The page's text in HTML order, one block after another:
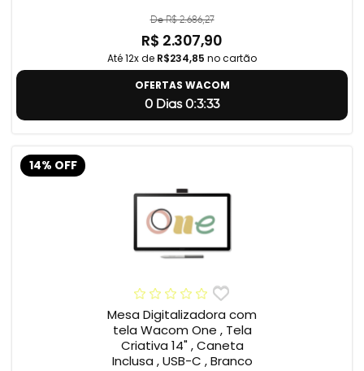
De R$ 2.686,27
R$ 2.307,90
Até 12x de R$234,85 no cartão
OFERTAS WACOM
0 Dias 0:3:32
14% OFF
Mesa Digitalizadora com
tela Wacom One , Tela
Criativa 14" , Caneta
Inclusa , USB-C , Branco